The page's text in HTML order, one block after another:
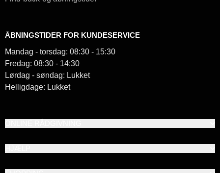
ÅBNINGSTIDER FOR KUNDESERVICE
Mandag - torsdag: 08:30 - 15:30
Fredag: 08:30 - 14:30
Lørdag - søndag: Lukket
Helligdage: Lukket